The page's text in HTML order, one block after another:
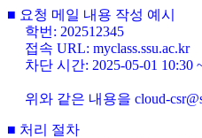
■ 요청 메일 내용 작성 예시
학번: 202512345
접속 URL: myclass.ssu.ac.kr
차단 시간: 2025-05-01 10:30
위와 같은 내용을 cloud-
■ 처리 절차